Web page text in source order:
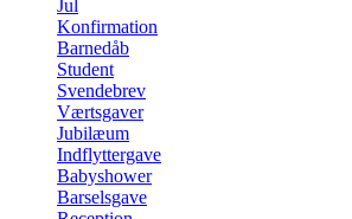
Jul
Konfirmation
Barnedåb
Student
Svendebrev
Værtsgaver
Jubilæum
Indflyttergave
Babyshower
Barselsgave